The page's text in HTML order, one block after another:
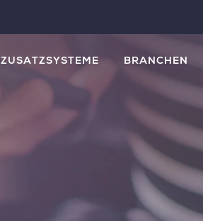
ZUSATZSYSTEME BRANCHEN